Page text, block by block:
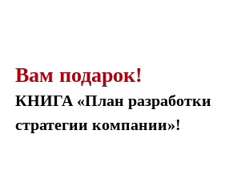
Вам подарок!
КНИГА «План разработки
стратегии компании»!